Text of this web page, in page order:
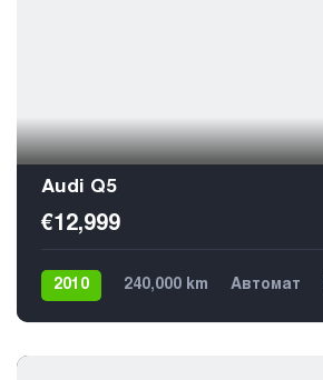
Audi Q5
€12,999
2010 240,000 km Автомат